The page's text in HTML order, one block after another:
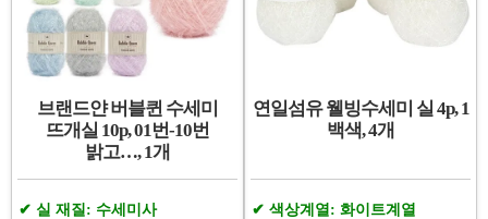
브랜드얀 버블퀸 수세미
뜨개실 10p, 01번-10번
밝고…, 1개
실 재질: 수세미사
연일섬유 웰빙수세미 실 4p, 1
백색, 4개
색상계열: 화이트계열